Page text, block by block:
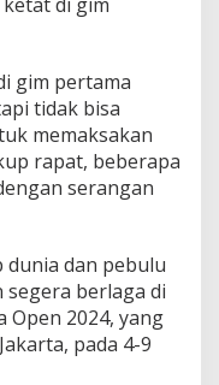
gim pertama
tidak bisa
memaksakan
rapat, beberapa
serangan
dunia dan pebulu
berlaga di
Open 2024, yang
pada 4-9